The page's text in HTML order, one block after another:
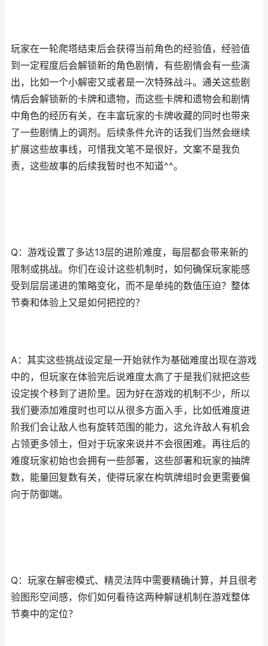
玩家在一轮爬塔结束后会获得当前角色的经验值，经验值
到一定程度后会解锁新的角色剧情，有些剧情会有一些演
出，比如一个小解密又或者是一次特殊战斗。通关这些剧
情后会解锁新的卡牌和遗物，而这些卡牌和遗物会和剧情
中角色的经历有关，在丰富玩家的卡牌收藏的同时也带来
了一些剧情上的调剂。后续条件允许的话我们当然会继续
扩展这些故事线，可惜我文笔不是很好，文案不是我负
责，这些故事的后续我暂时也不知道^^。
Q：游戏设置了多达13层的进阶难度，每层都会带来新的
限制或挑战。你们在设计这些机制时，如何确保玩家能感
受到层层递进的策略变化，而不是单纯的数值压迫？整体
节奏和体验上又是如何把控的？
A：其实这些挑战设定是一开始就作为基础难度出现在游戏
中的，但玩家在体验完后说难度太高了于是我们就把这些
设定挨个移到了进阶里。因为好在游戏的机制不少，所以
我们要添加难度时也可以从很多方面入手，比如低难度进
阶我们会让敌人也有旋转范围的能力，这允许敌人有机会
占领更多领土，但对于玩家来说并不会很困难。再往后的
难度玩家初始也会拥有一些部署，这些部署和玩家的抽牌
数，能量回复数有关，使得玩家在构筑牌组时会更需要偏
向于防御端。
Q：玩家在解密模式、精灵法阵中需要精确计算，并且很考
验图形空间感，你们如何看待这两种解谜机制在游戏整体
节奏中的定位？